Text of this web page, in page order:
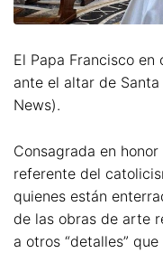
El Papa Francisco
ante el altar de
News).
Consagrada en
referente del
quienes están
de las obras de arte
a otros “detalles”